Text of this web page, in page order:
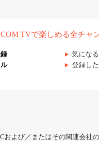
TVで楽しめる全チャ
気にな
登録し
よび／またはその関連会社